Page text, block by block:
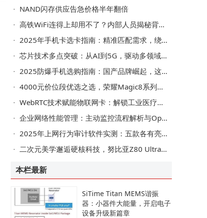
NAND闪存供应告急价格半年翻倍
高铁WiFi连得上却用不了？内部人员揭秘背后技术挑战与实用技巧
2025年手机卡选卡指南：精准匹配需求，绕开合约套路与流量陷阱
芯片技术多点突破：从AI到5G，驱动多领域跨越式发展
2025防爆手机选购指南：国产品牌崛起，这些品牌功能与性价比兼备
4000元价位段优选之选，荣耀Magic8系列性能影像AI全拉满
WebRTC技术赋能物联网卡：解锁工业医疗驾驶毫秒级低时延通信新路径
企业网络性能管理：主动监控流程解析与OpManager工具高效应用
​2025年上网行为审计软件实测：五款各有亮点，选对软件满足企业需求​
二次元美学邂逅硬核科技，努比亚Z80 Ultra洛天依限定版燃动年末市场
本栏最新
SiTime Titan MEMS谐振
器：小器件大能量，开启电子
设备升级新篇章